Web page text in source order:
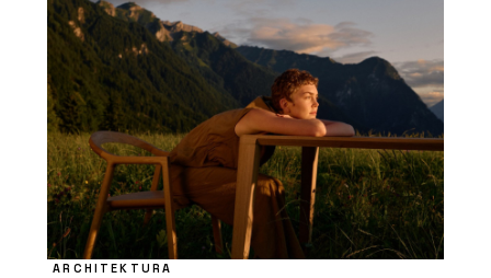
ARCHITEKTURA